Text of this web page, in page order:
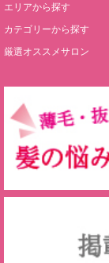
エリアから探す
カテゴリーから探す
厳選オススメサロン